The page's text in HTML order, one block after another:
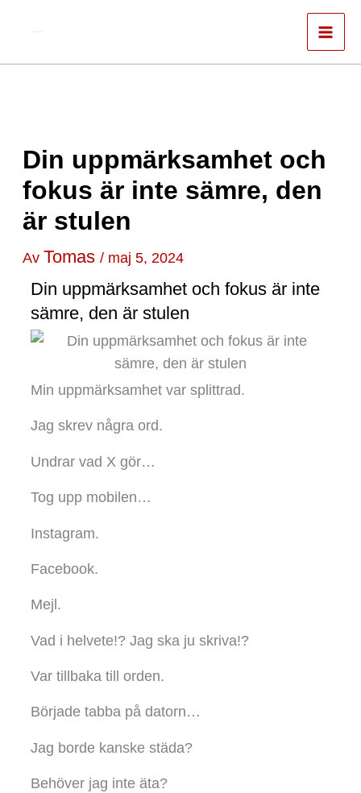
Din uppmärksamhet och
fokus är inte sämre, den
är stulen
Av Tomas / maj 5, 2024
Din uppmärksamhet och fokus är inte
sämre, den är stulen
Min uppmärksamhet var splittrad.
Jag skrev några ord.
Undrar vad X gör…
Tog upp mobilen…
Instagram.
Facebook.
Mejl.
Vad i helvete!? Jag ska ju skriva!?
Var tillbaka till orden.
Började tabba på datorn…
Jag borde kanske städa?
Behöver jag inte äta?